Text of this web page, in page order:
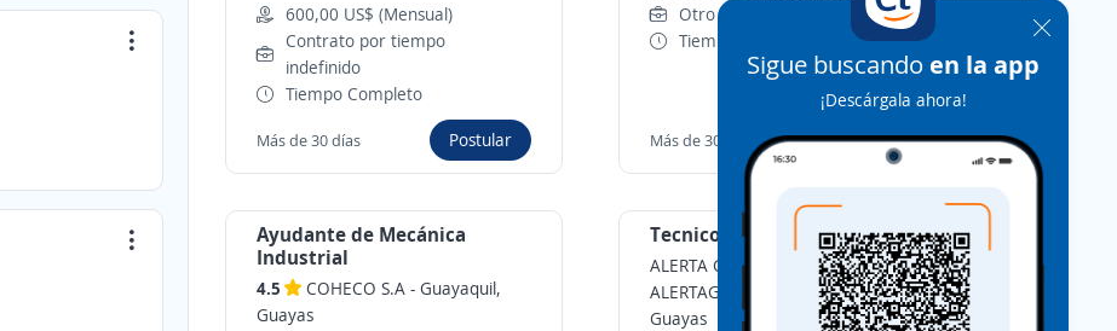
Sigue buscando en la app
¡Descárgala ahora!
600,00 US$ (Mensual)
Contrato por tiempo
indefinido
Tiempo Completo
Más de 30 días Postular
Otro tipo de contrato
Tiempo Completo
Más de 30 días Postular
Ayudante de Mecánica
Industrial
4.5 COHECO S.A -Guayaquil,
Guayas
Tecnico instalador de gps
ALERTA GPS ECUADOR
ALERTAGPSEC S.A.
Guayaquil,
Guayas